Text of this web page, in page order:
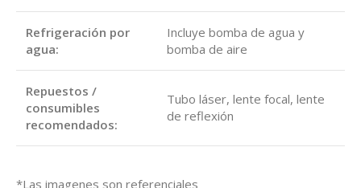
Refrigeración por
agua:
Incluye bomba de agua y
bomba de aire
Repuestos /
consumibles
recomendados:
Tubo láser, lente focal, lente
de reflexión
*Las imagenes son referenciales